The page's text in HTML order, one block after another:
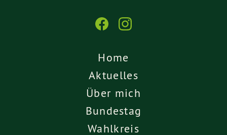
Home
Aktuelles
Über mich
Bundestag
Wahlkreis